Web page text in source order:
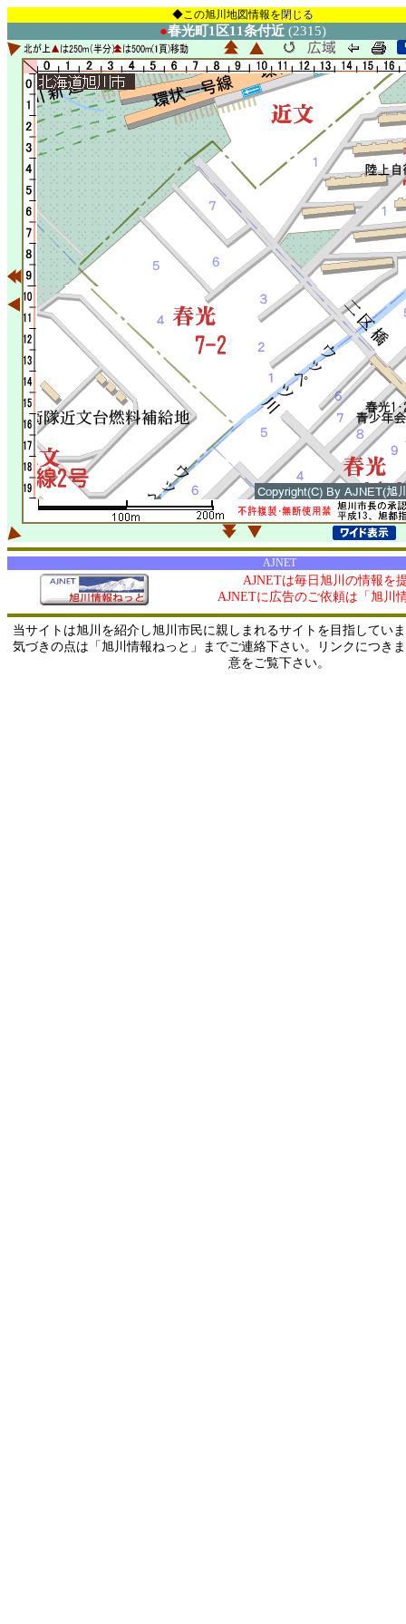
◆この旭川地図情報を閉じる
●春光町1区11条付近 (2315)
AJNET
AJNETは毎日旭川の情報を
AJNETに広告のご依頼は「旭川
当サイトは旭川を紹介し旭川市民に親しまれるサイトを目指してい
気づきの点は「旭川情報ねっと」までご連絡下さい。リンクにつき
意をご覧下さい。